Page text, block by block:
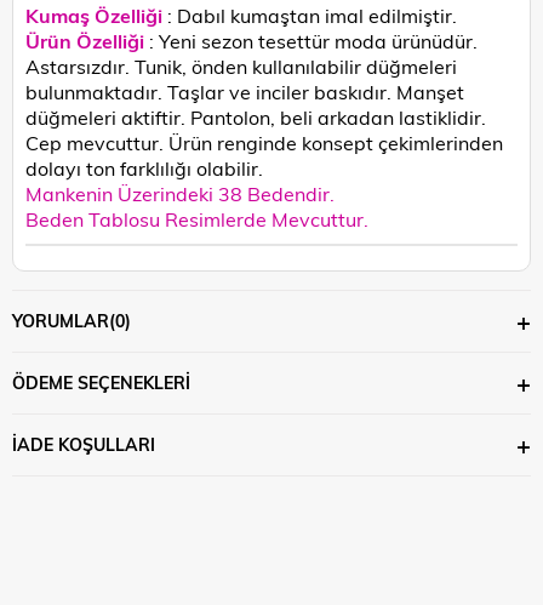
Kumaş Özelliği : Dabıl kumaştan imal edilmiştir.
Ürün Özelliği : Yeni sezon tesettür moda ürünüdür.
Astarsızdır. Tunik, önden kullanılabilir düğmeleri
bulunmaktadır. Taşlar ve inciler baskıdır. Manşet
düğmeleri aktiftir. Pantolon, beli arkadan lastiklidir.
Cep mevcuttur. Ürün renginde konsept çekimlerinden
dolayı ton farklılığı olabilir.
Mankenin Üzerindeki 38 Bedendir.
Beden Tablosu Resimlerde Mevcuttur.
YORUMLAR(0)
ÖDEME SEÇENEKLERI
İADE KOŞULLARI